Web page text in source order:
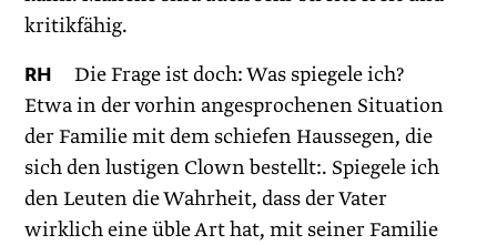
kritikfähig.
RH Die Frage ist doch: Was spiegele ich?
Etwa in der vorhin angesprochenen Situation
der Familie mit dem schiefen Haussegen, die
sich den lustigen Clown bestellt:. Spiegele ich
den Leuten die Wahrheit, dass der Vater
wirklich eine üble Art hat, mit seiner Familie